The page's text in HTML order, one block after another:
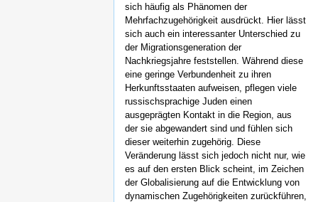
sich häufig als Phänomen der
Mehrfachzugehörigkeit ausdrückt. Hier lässt
sich auch ein interessanter Unterschied zu
der Migrationsgeneration der
Nachkriegsjahre feststellen. Während diese
eine geringe Verbundenheit zu ihren
Herkunftsstaaten aufweisen, pflegen viele
russischsprachige Juden einen
ausgeprägten Kontakt in die Region, aus
der sie abgewandert sind und fühlen sich
dieser weiterhin zugehörig. Diese
Veränderung lässt sich jedoch nicht nur, wie
es auf den ersten Blick scheint, im Zeichen
der Globalisierung auf die Entwicklung von
dynamischen Zugehörigkeiten zurückführen,